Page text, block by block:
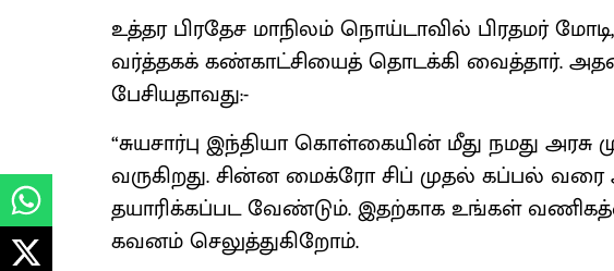
உத்தர பிரதேச மாநிலம் நொய்டாவில் பிரதமர்
வர்த்தகக் கண்காட்சியைத் தொடக்கி வைத்தார்.
பேசியதாவது:-
“சுயசார்பு இந்தியா கொள்கையின் மீது நமது அரசு
வருகிறது. சின்ன மைக்ரோ சிப் முதல் கப்பல்
தயாரிக்கப்பட வேண்டும். இதற்காக உங்கள்
கவனம் செலுத்துகிறோம்.